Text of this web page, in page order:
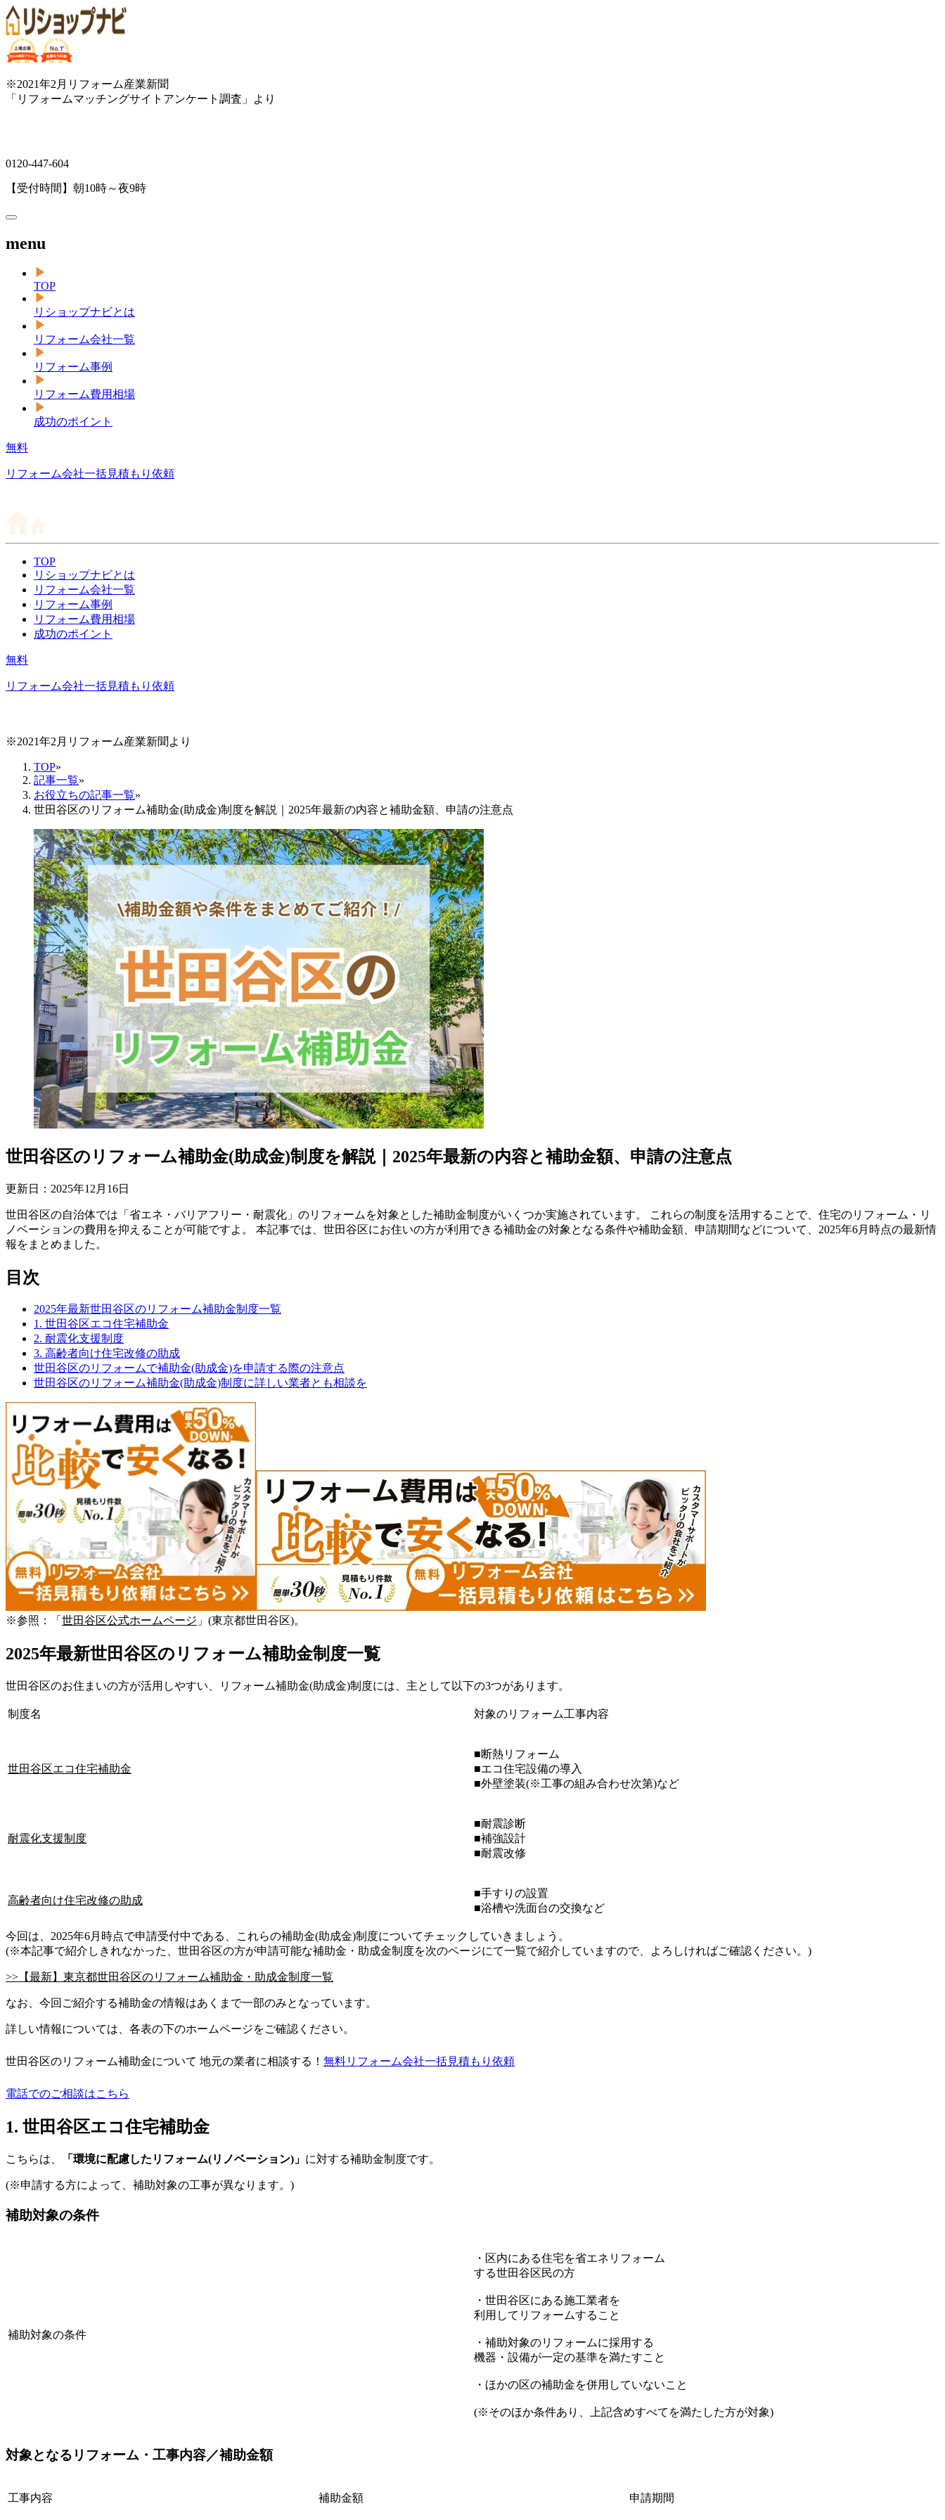
※2021年2月リフォーム産業新聞
「リフォームマッチングサイトアンケート調査」より
0120-447-604
【受付時間】朝10時～夜9時
menu
TOP
リショップナビとは
リフォーム会社一覧
リフォーム事例
リフォーム費用相場
成功のポイント
無料
リフォーム会社一括見積もり依頼
TOP
リショップナビとは
リフォーム会社一覧
リフォーム事例
リフォーム費用相場
成功のポイント
無料
リフォーム会社一括見積もり依頼
※2021年2月リフォーム産業新聞より
TOP»
記事一覧»
お役立ちの記事一覧»
世田谷区のリフォーム補助金(助成金)制度を解説｜2025年最新の内容と補助金額、申請の注意点
世田谷区のリフォーム補助金(助成金)制度を解説｜2025年最新の内容と補助金額、申請の注意点
更新日： 2025年12 月 16日
世田谷区の自治体では「省エネ・バリアフリー・耐震化」のリフォームを対象とした補助金制度がいくつか実施されています。 これらの制度を活用することで、住宅のリフォーム・リ
ノベーションの費用を抑えることが可能ですよ。 本記事では、世田谷区にお住いの方が利用できる補助金の対象となる条件や補助金額、申請期間などについて、2025年6月時点の最新情
報をまとめました。
目次
2025年最新世田谷区のリフォーム補助金制度一覧
1. 世田谷区エコ住宅補助金
2. 耐震化支援制度
3. 高齢者向け住宅改修の助成
世田谷区のリフォームで補助金(助成金)を申請する際の注意点
世田谷区のリフォーム補助金(助成金)制度に詳しい業者とも相談を
※参照：「 世田谷区公式ホームページ 」(東京都世田谷区)。
2025年最新世田谷区のリフォーム補助金制度一覧
世田谷区のお住まいの方が活用しやすい、リフォーム補助金(助成金)制度には、主として以下の3つがあります。
制度名 対象のリフォーム工事内容
世田谷区エコ住宅補助金
■断熱リフォーム
■エコ住宅設備の導入
■外壁塗装(※工事の組み合わせ次第)など
耐震化支援制度
■耐震診断
■補強設計
■耐震改修
高齢者向け住宅改修の助成
■手すりの設置
■浴槽や洗面台の交換など
今回は、2025年6月時点で申請受付中である、これらの補助金(助成金)制度についてチェックしていきましょう。
(※本記事で紹介しきれなかった、世田谷区の方が申請可能な補助金・助成金制度を次のページにて一覧で紹介していますので、よろしければご確認ください。)
>>【最新】東京都世田谷区のリフォーム補助金・助成金制度一覧
なお、今回ご紹介する補助金の情報はあくまで一部のみとなっています。
詳しい情報については、各表の下のホームページをご確認ください。
世田谷区のリフォーム補助金について 地元の業者に相談する！ 無料リフォーム会社一括見積もり依頼
電話でのご相談はこちら
1. 世田谷区エコ住宅補助金
こちらは、 「環境に配慮したリフォーム(リノベーション)」 に対する補助金制度です。
(※申請する方によって、補助対象の工事が異なります。)
補助対象の条件
補助対象の条件
・区内にある住宅を省エネリフォーム
する世田谷区民の方
・世田谷区にある施工業者を
利用してリフォームすること
・補助対象のリフォームに採用する
機器・設備が一定の基準を満たすこと
・ほかの区の補助金を併用していないこと
(※そのほか条件あり、上記含めすべてを満たした方が対象)
対象となるリフォーム・工事内容／補助金額
工事内容 補助金額 申請期間